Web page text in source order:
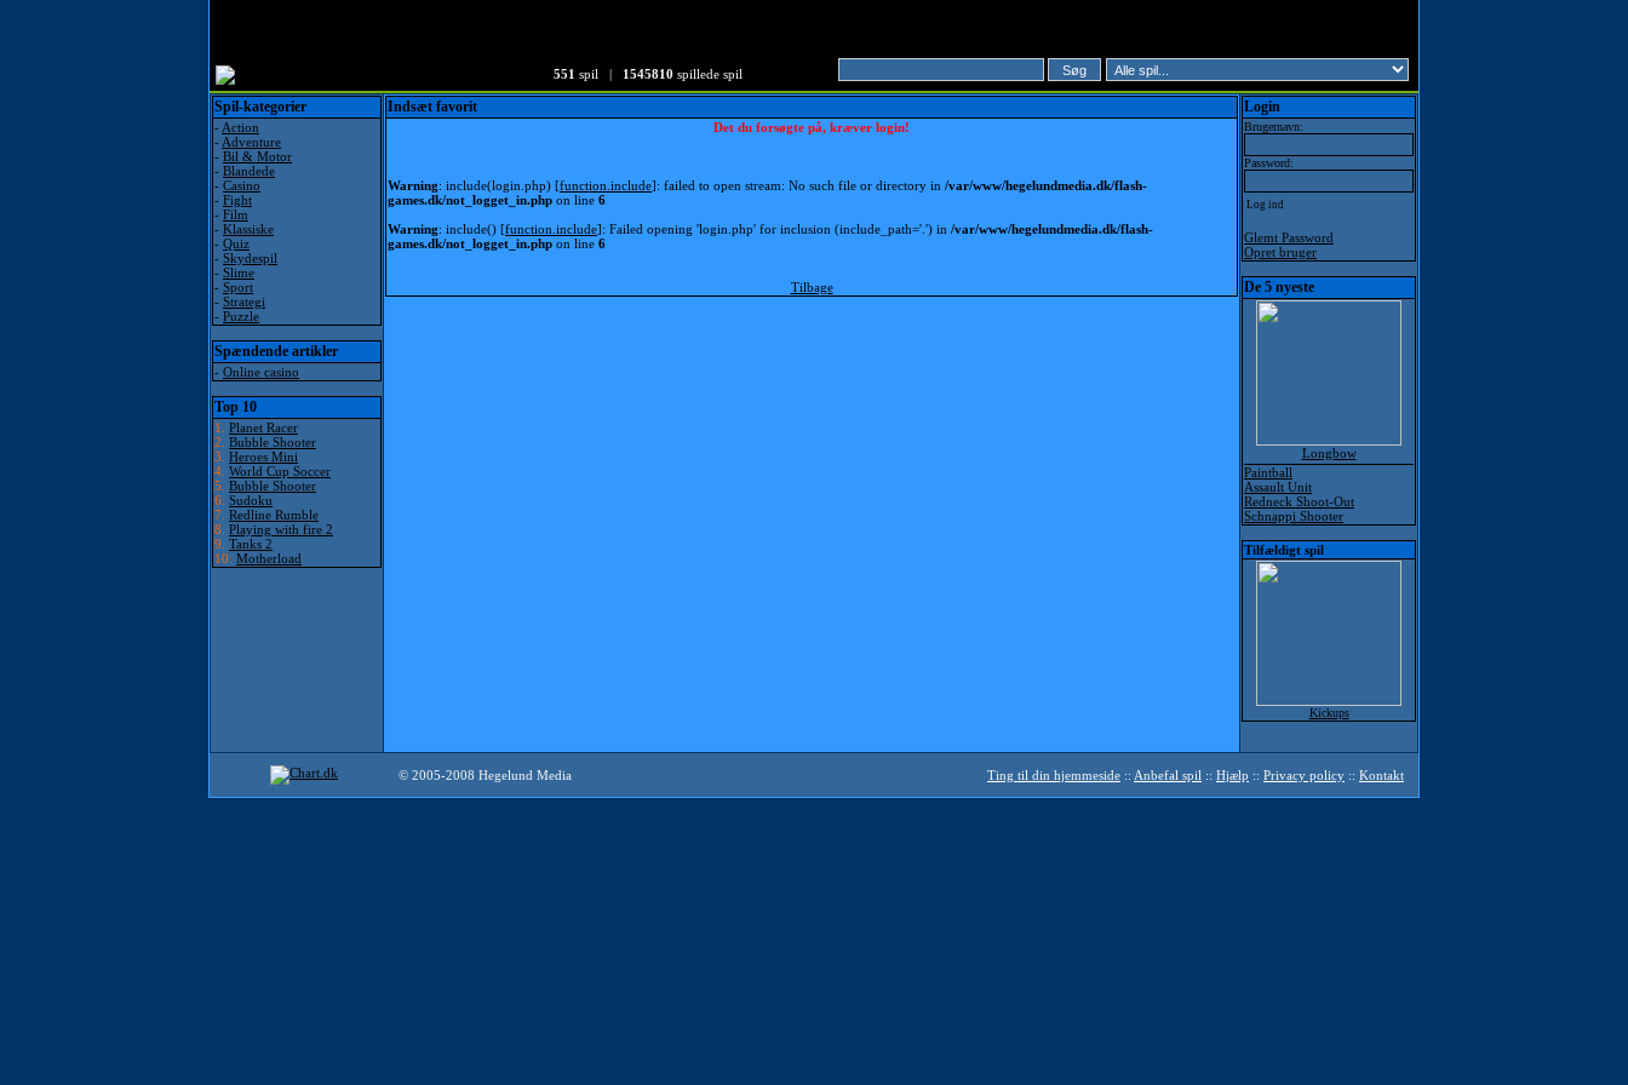
551 spil | 1545810 spillede spil
Spil-kategorier
- Action
- Adventure
- Bil & Motor
- Blandede
- Casino
- Fight
- Film
- Klassiske
- Quiz
- Skydespil
- Slime
- Sport
- Strategi
- Puzzle
Spændende artikler
- Online casino
Top 10
1.
Planet Racer
2. Bubble Shooter
3. Heroes Mini
4. World Cup Soccer
5. Bubble Shooter
6. Sudoku
7. Redline Rumble
8. Playing with fire 2
9. Tanks 2
10. Motherload
Indsæt favorit
Det du forsøgte på, kræver login!
Warning: include(login.php) [function.include]: failed to open stream: No such file or directory in /var/www/hegelundmedia.dk/flash-
games.dk/not_logget_in.php on line 6
Warning: include() [function.include]: Failed opening 'login.php' for inclusion (include_path='.') in /var/www/hegelundmedia.dk/flash-
games.dk/not_logget_in.php on line 6
Tilbage
Login
Brugernavn:
Password:
Glemt Password
Opret bruger
De 5 nyeste
Longbow
Paintball
Assault Unit
Redneck Shoot-Out
Schnappi Shooter
Tilfældigt spil
Kickups
© 2005-2008 Hegelund Media Ting til din hjemmeside :: Anbefal spil :: Hjælp :: Privacy policy :: Kontakt